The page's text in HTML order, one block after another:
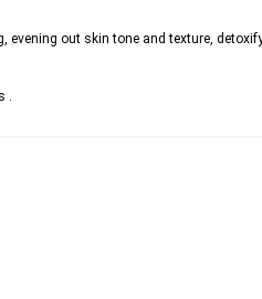
out skin tone and texture,
.